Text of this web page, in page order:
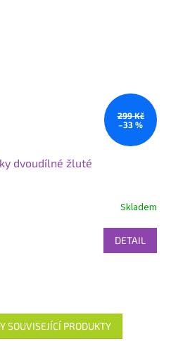
299 Kč
–33 %
dvoudílné žluté
Skladem
DETAIL
SOUVISEJÍCÍ PRODUKTY